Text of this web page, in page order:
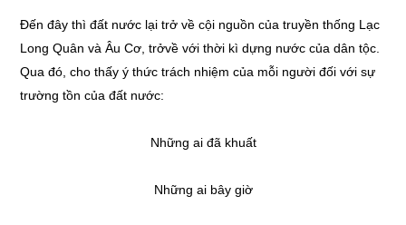
Đến đây thì đất nước lại trở về cội nguồn của truyền thống Lạc
Long Quân và Âu Cơ, trởvề với thời kì dựng nước của dân tộc.
Qua đó, cho thấy ý thức trách nhiệm của mỗi người đối với sự
trường tồn của đất nước:
Những ai đã khuất
Những ai bây giờ